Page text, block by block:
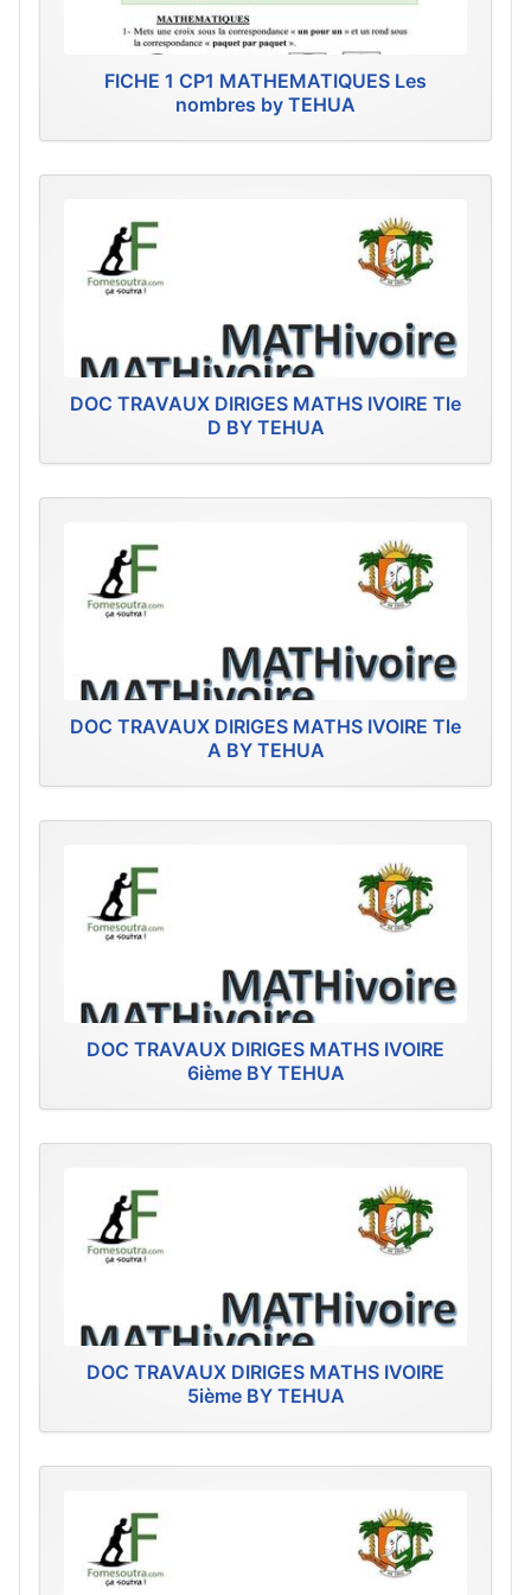
FICHE 1 CP1 MATHEMATIQUES Les
nombres by TEHUA
DOC TRAVAUX DIRIGES MATHS IVOIRE Tle
D BY TEHUA
DOC TRAVAUX DIRIGES MATHS IVOIRE Tle
A BY TEHUA
DOC TRAVAUX DIRIGES MATHS IVOIRE
6ième BY TEHUA
DOC TRAVAUX DIRIGES MATHS IVOIRE
5ième BY TEHUA